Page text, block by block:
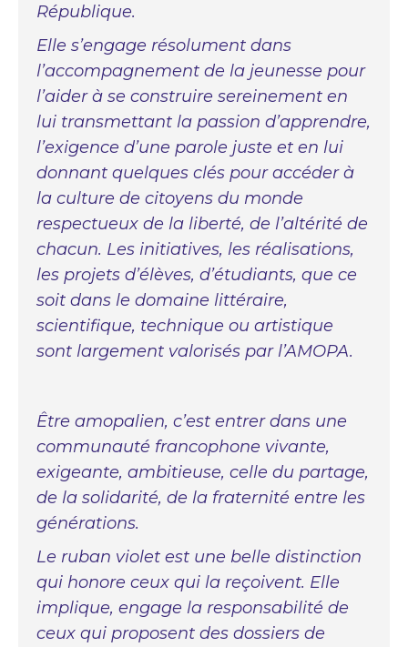
République.
Elle s’engage résolument dans
l’accompagnement de la jeunesse pour
l’aider à se construire sereinement en
lui transmettant la passion d’apprendre,
l’exigence d’une parole juste et en lui
donnant quelques clés pour accéder à
la culture de citoyens du monde
respectueux de la liberté, de l’altérité de
chacun. Les initiatives, les réalisations,
les projets d’élèves, d’étudiants, que ce
soit dans le domaine littéraire,
scientifique, technique ou artistique
sont largement valorisés par l’AMOPA.
Être amopalien, c’est entrer dans une
communauté francophone vivante,
exigeante, ambitieuse, celle du partage,
de la solidarité, de la fraternité entre les
générations.
Le ruban violet est une belle distinction
qui honore ceux qui la reçoivent. Elle
implique, engage la responsabilité de
ceux qui proposent des dossiers de